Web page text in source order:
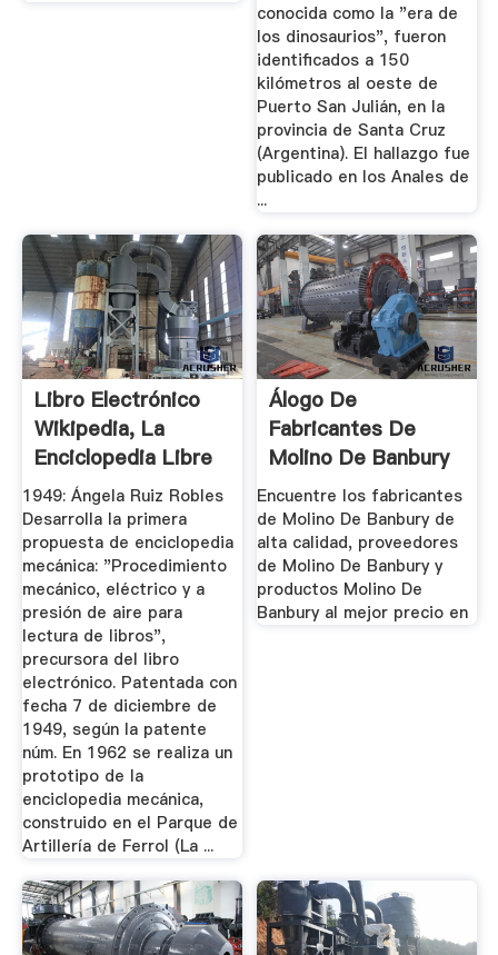
conocida como la "era de
los dinosaurios", fueron
identificados a 150
kilómetros al oeste de
Puerto San Julián, en la
provincia de Santa Cruz
(Argentina). El hallazgo fue
publicado en los Anales de
...
Libro Electrónico
Wikipedia, La
Enciclopedia Libre
1949: Ángela Ruiz Robles
Desarrolla la primera
propuesta de enciclopedia
mecánica: "Procedimiento
mecánico, eléctrico y a
presión de aire para
lectura de libros",
precursora del libro
electrónico. Patentada con
fecha 7 de diciembre de
1949, según la patente
núm. En 1962 se realiza un
prototipo de la
enciclopedia mecánica,
construido en el Parque de
Artillería de Ferrol (La ...
Álogo De
Fabricantes De
Molino De Banbury
De Alta ...
Encuentre los fabricantes
de Molino De Banbury de
alta calidad, proveedores
de Molino De Banbury y
productos Molino De
Banbury al mejor precio en